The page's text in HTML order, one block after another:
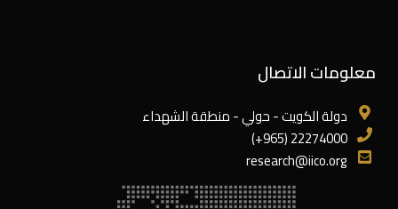
معلومات الاتصال
دولة الكويت - حولي - منطقة الشهداء
22274000 (965+)
research@iico.org